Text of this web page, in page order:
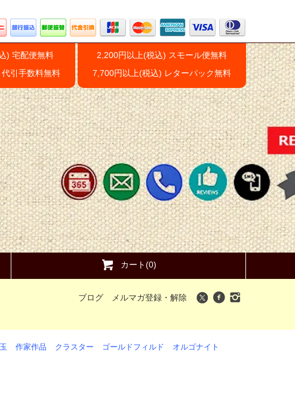
) 宅配便無料
引手数料無料
2,200円以上(税込) スモール便無料
7,700円以上(税込) レターパック無料
カート(0)
ブログ メルマガ登録・解除
作家作品 クラスター ゴールドフィルド オルゴナイト